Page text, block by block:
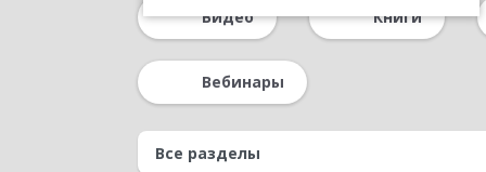
Регламентированный учет Казначейство
Форум пользователей ДО 2020
Процессы и согласование в «1С:УХ»
Система управления предприятием
Видео Книги
Вебинары